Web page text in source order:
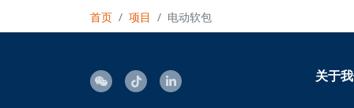
首页 项目 电动软包
关于